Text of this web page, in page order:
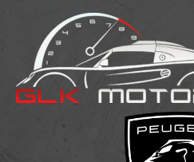
contenu